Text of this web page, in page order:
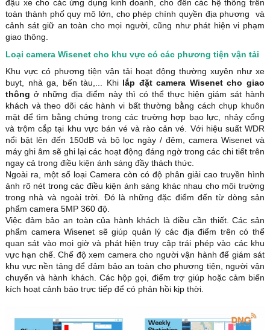
đậu xe cho các ứng dụng kinh doanh, cho đến các hệ thống trên
toàn thành phố quy mô lớn, cho phép chính quyền địa phương và
cảnh sát giữ an toàn cho mọi người, cũng như phát hiện vi phạm
giao thông.
Loại camera Wisenet cho khu vực có các phương tiện vận tải
Khu vực có phương tiện vận tải hoạt động thường xuyên như xe
buyt, nhà ga, bến tàu,... Khi lắp đặt camera Wisenet cho giao
thông ở những địa điểm này thì có thể thực hiện giám sát hành
khách và theo dõi các hành vi bất thường bằng cách chụp khuôn
mặt để tìm bằng chứng trong các trường hợp bạo lực, nhảy cổng
và trộm cắp tại khu vực bán vé và rào cản vé. Với hiệu suất WDR
nổi bật lên đến 150dB và bộ lọc ngày / đêm, camera Wisenet và
máy ghi âm sẽ ghi lại các hoạt động đáng ngờ trong các chi tiết trên
ngay cả trong điều kiện ánh sáng đầy thách thức.
Ngoài ra, một số loại Camera còn có độ phân giải cao truyền hình
ảnh rõ nét trong các điều kiện ánh sáng khác nhau cho môi trường
trong nhà và ngoài trời. Đó là những đặc điểm đến từ dòng sản
phẩm camera 5MP 360 độ.
Việc đảm bảo an toàn của hành khách là điều cần thiết. Các sản
phẩm camera Wisenet sẽ giúp quản lý các địa điểm trên có thể
quan sát vào mọi giờ và phát hiện truy cập trái phép vào các khu
vực hạn chế. Chế độ xem camera cho người vận hành để giám sát
khu vực nền tảng để đảm bảo an toàn cho phương tiện, người vận
chuyển và hành khách. Các hộp gọi, điểm trợ giúp hoặc cảm biến
kích hoạt cảnh báo trực tiếp để có phản hồi kịp thời.